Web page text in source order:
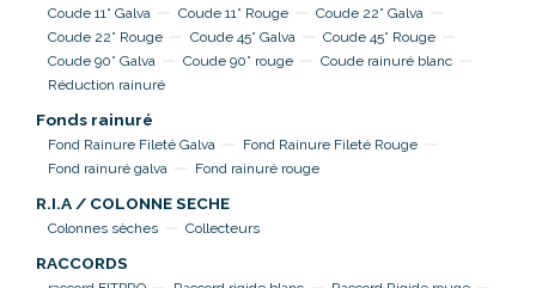
Coude 11° Galva Coude 11° Rouge
Coude 22° Galva
Coude 22° Rouge
Coude 45° Galva
Coude 45° Rouge
Coude 90° Galva
Coude 90° rouge
Coude rainuré blanc
Réduction rainuré
Fonds rainuré
Fond Rainure Fileté Galva
Fond Rainure Fileté Rouge
Fond rainuré galva
Fond rainuré rouge
R.I.A / COLONNE SECHE
Colonnes sèches Collecteurs
RACCORDS